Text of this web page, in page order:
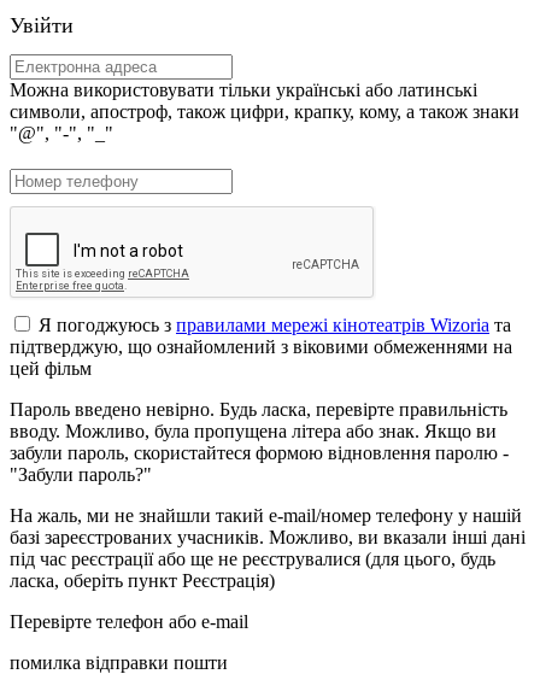
Увійти
Можна використовувати тільки українські або латинські
символи, апостроф, також цифри, крапку, кому, а також знаки
"@", "-", "_"
Я погоджуюсь з правилами мережі кінотеатрів Wizoria та
підтверджую, що ознайомлений з віковими обмеженнями на
цей фільм
Пароль введено невірно. Будь ласка, перевірте правильність
вводу. Можливо, була пропущена літера або знак. Якщо ви
забули пароль, скористайтеся формою відновлення паролю -
"Забули пароль?"
На жаль, ми не знайшли такий e-mail/номер телефону у нашій
базі зареєстрованих учасників. Можливо, ви вказали інші дані
під час реєстрації або ще не реєструвалися (для цього, будь
ласка, оберіть пункт Реєстрація)
Перевірте телефон або e-mail
помилка відправки пошти